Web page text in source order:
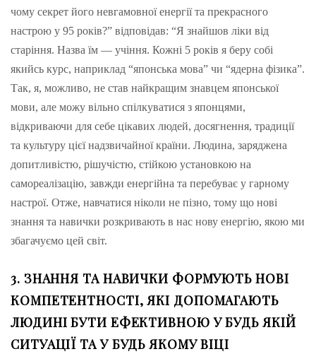
чому секрет його невгамовної енергії та прекрасного
настрою у 95 років?” відповідав: “Я знайшов ліки від
старіння. Назва їм — учіння. Кожні 5 років я беру собі
якийсь курс, наприклад “японська мова” чи “ядерна фізика”.
Так, я, можливо, не став найкращим знавцем японської
мови, але можу вільно спілкуватися з японцями,
відкриваючи для себе цікавих людей, досягнення, традиції
та культуру цієї надзвичайної країни. Людина, заряджена
допитливістю, рішучістю, стійкою установкою на
самореалізацію, завжди енергійна та перебуває у гарному
настрої. Отже, навчатися ніколи не пізно, тому що нові
знання та навички розкривають в нас нову енергію, якою ми
збагачуємо цей світ.
3. ЗНАННЯ ТА НАВИЧКИ ФОРМУЮТЬ НОВІ
КОМПЕТЕНТНОСТІ, ЯКІ ДОПОМАГАЮТЬ
ЛЮДИНІ БУТИ ЕФЕКТИВНОЮ У БУДЬ ЯКІЙ
СИТУАЦІЇ ТА У БУДЬ ЯКОМУ ВІЦІ